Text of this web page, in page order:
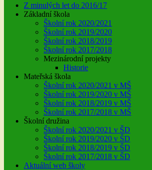
Z minulých let do 2016/17
Základní škola
Školní rok 2020/2021
Školní rok 2019/2020
Školní rok 2018/2019
Školní rok 2017/2018
Mezinárodní projekty
Historie
Mateřská škola
Školní rok 2020/2021 v MŠ
Školní rok 2019/2020 v MŠ
Školní rok 2018/2019 v MŠ
Školní rok 2017/2018 v MŠ
Školní družina
Školní rok 2020/2021 v ŠD
Školní rok 2019/2020 v ŠD
Školní rok 2018/2019 v ŠD
Školní rok 2017/2018 v ŠD
Aktuální web školy